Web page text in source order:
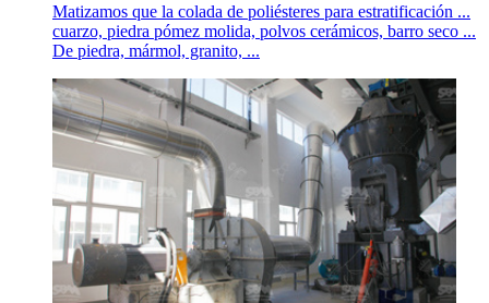
Matizamos que la colada de poliésteres para estratificación ...
cuarzo, piedra pómez molida, polvos cerámicos, barro seco ...
De piedra, mármol, granito, ...